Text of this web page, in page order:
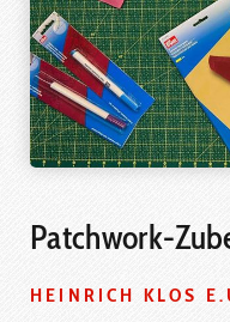
Patchwork-
HEINRICH KLOS